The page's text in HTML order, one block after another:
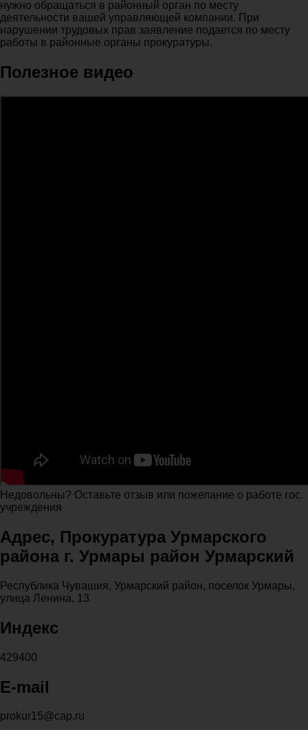
нужно обращаться в районный орган по месту
деятельности вашей управляющей компании. При
нарушении трудовых прав заявление подается по месту
работы в районные органы прокуратуры.
Полезное видео
Недовольны? Оставьте отзыв или пожелание о работе гос.
учреждения
Адрес, Прокуратура Урмарского
района г. Урмары район Урмарский
Республика Чувашия, Урмарский район, поселок Урмары,
улица Ленина, 13
Индекс
429400
E-mail
prokur15@cap.ru